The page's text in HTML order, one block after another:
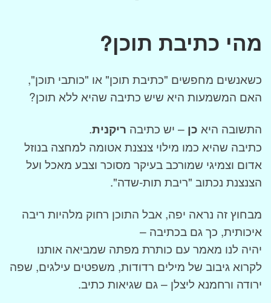
מהי כתיבת תוכן?
כשאנשים מחפשים "כתיבת תוכן" או "כותבי תוכן",
האם המשמעות היא שיש כתיבה שהיא ללא תוכן?
התשובה היא כן – יש כתיבה ריקנית.
כתיבה שהיא כמו מילוי צנצנת אטומה למחצה בנוזל
אדום וצמיגי שמורכב בעיקר מסוכר וצבע מאכל ועל
הצנצנת נכתוב "ריבת תות-שדה".
מבחוץ זה נראה יפה, אבל התוכן רחוק מלהיות ריבה
איכותית, כך גם בכתיבה –
יהיה לנו מאמר עם כותרת מפתה שמביאה אותנו
לקרוא גיבוב של מילים רדודות, משפטים עילגים, שפה
ירודה ורחמנא ליצלן – גם שגיאות כתיב.